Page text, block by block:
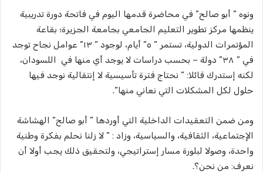
ونوه ” أبو صالح” في محاضرة قدمها اليوم في فاتحة دورة تدريبية
ينظمها مركز تطوير التعليم الجامعي بجامعة الجزيرة؛ بقاعة
المؤتمرات الدولية، تستمر ” ٥” أيام، لوجود ” ١٣” عوامل نجاح توجد
في ” ٣٨” دولة – بحسب دراسات لا يوجد أي منها في اللسودان،
لكنه إستدرك قائلا: ” نحتاج فترة تأسيسية لا إنتقالية نوجد فيها
حلول لكل المشكلات التي نعاني منها”.
ومن ضمن التعقيدات الداخلية التي أوردها ” أبو صالح” الهشاشة
الإجتماعية، الثقافية، والسياسية، وزاد : ” لا زلنا نحلم بفكرة وطنية
واحدة، وصولا لبلورة مسار إستراتيجي، ولتحقيق ذلك يجب أولا أن
نعرف: من نحن؟.